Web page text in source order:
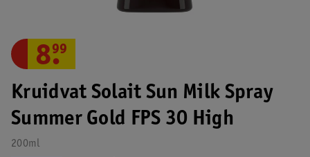
Kruidvat Solait Sun Milk Spray
Summer Gold FPS 30 High
200ml
8.
99